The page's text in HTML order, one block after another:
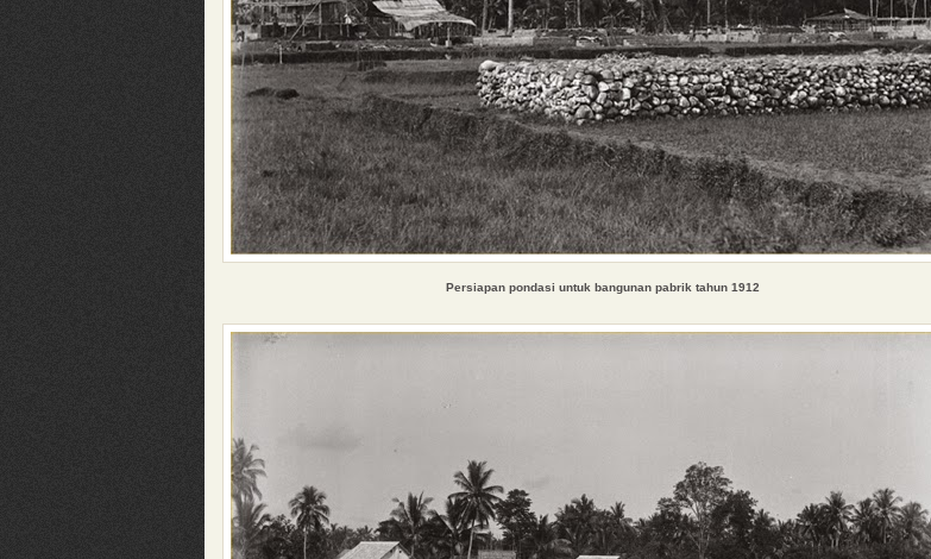
Persiapan pondasi untuk bangunan pabrik tahun 1912